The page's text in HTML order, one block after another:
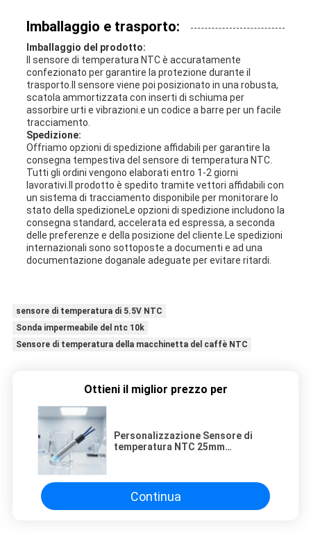
Imballaggio e trasporto:
Imballaggio del prodotto:
Il sensore di temperatura NTC è accuratamente
confezionato per garantire la protezione durante il
trasporto.Il sensore viene poi posizionato in una robusta,
scatola ammortizzata con inserti di schiuma per
assorbire urti e vibrazioni.e un codice a barre per un facile
tracciamento.
Spedizione:
Offriamo opzioni di spedizione affidabili per garantire la
consegna tempestiva del sensore di temperatura NTC.
Tutti gli ordini vengono elaborati entro 1-2 giorni
lavorativi.Il prodotto è spedito tramite vettori affidabili con
un sistema di tracciamento disponibile per monitorare lo
stato della spedizioneLe opzioni di spedizione includono la
consegna standard, accelerata ed espressa, a seconda
delle preferenze e della posizione del cliente.Le spedizioni
internazionali sono sottoposte a documenti e ad una
documentazione doganale adeguate per evitare ritardi.
sensore di temperatura di 5.5V NTC
Sonda impermeabile del ntc 10k
Sensore di temperatura della macchinetta del caffè NTC
Ottieni il miglior prezzo per
Personalizzazione Sensore di
temperatura NTC 25mm
monitoraggio della temperatura
ad alta precisione
Continua